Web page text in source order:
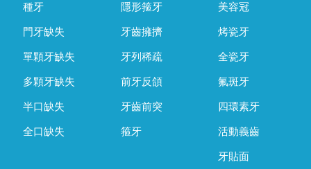
種牙
門牙缺失
單顆牙缺失
多顆牙缺失
半口缺失
全口缺失
隱形箍牙
牙齒擁擠
牙列稀疏
前牙反頜
牙齒前突
箍牙
美容冠
烤瓷牙
全瓷牙
氟斑牙
四環素牙
活動義齒
牙貼面